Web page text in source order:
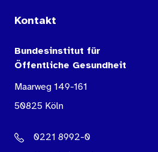
Kontakt
Bundesinstitut für
Öffentliche Gesundheit
Maarweg 149-161
50825 Köln
0221 8992-0